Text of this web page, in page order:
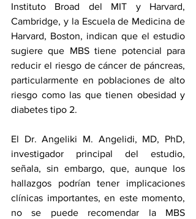
Instituto Broad del MIT y Harvard,
Cambridge, y la Escuela de Medicina de
Harvard, Boston, indican que el estudio
sugiere que MBS tiene potencial para
reducir el riesgo de cáncer de páncreas,
particularmente en poblaciones de alto
riesgo como las que tienen obesidad y
diabetes tipo 2.
El Dr. Angeliki M. Angelidi, MD, PhD,
investigador principal del estudio,
señala, sin embargo, que, aunque los
hallazgos podrían tener implicaciones
clínicas importantes, en este momento,
no se puede recomendar la MBS